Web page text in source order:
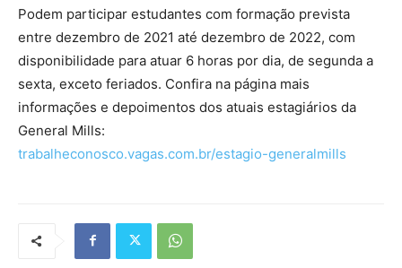
Podem participar estudantes com formação prevista
entre dezembro de 2021 até dezembro de 2022, com
disponibilidade para atuar 6 horas por dia, de segunda a
sexta, exceto feriados. Confira na página mais
informações e depoimentos dos atuais estagiários da
General Mills:
trabalheconosco.vagas.com.br/estagio-generalmills